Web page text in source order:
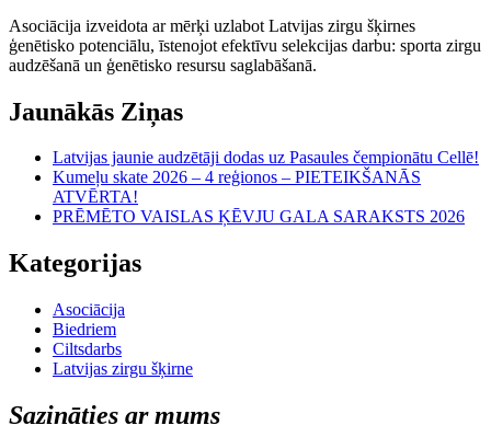
Asociācija izveidota ar mērķi uzlabot Latvijas zirgu šķirnes
ģenētisko potenciālu, īstenojot efektīvu selekcijas darbu: sporta zirgu
audzēšanā un ģenētisko resursu saglabāšanā.
Jaunākās Ziņas
Latvijas jaunie audzētāji dodas uz Pasaules čempionātu Cellē!
Kumeļu skate 2026 – 4 reģionos – PIETEIKŠANĀS
ATVĒRTA!
PRĒMĒTO VAISLAS ĶĒVJU GALA SARAKSTS 2026
Kategorijas
Asociācija
Biedriem
Ciltsdarbs
Latvijas zirgu šķirne
Sazināties ar mums